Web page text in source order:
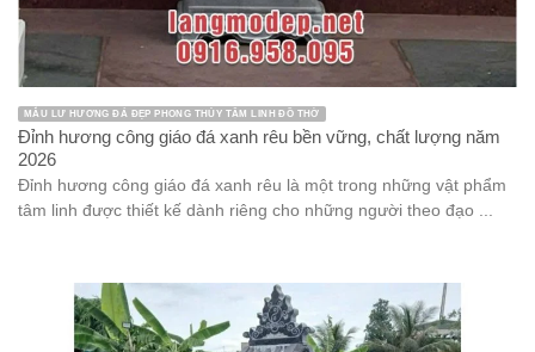
MẪU LƯ HƯƠNG ĐÁ ĐẸP PHONG THỦY TÂM LINH ĐỒ THỜ
Đỉnh hương công giáo đá xanh rêu bền vững, chất lượng năm
2026
Đỉnh hương công giáo đá xanh rêu là một trong những vật phẩm
tâm linh được thiết kế dành riêng cho những người theo đạo ...